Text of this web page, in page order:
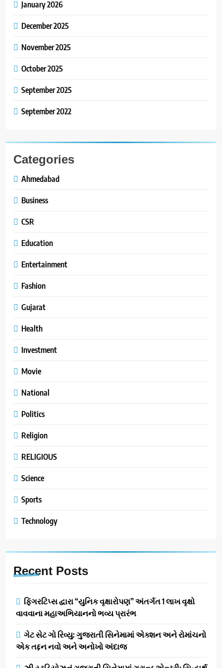
8
January 2026
December 2025
November 2025
October 2025
September 2025
September 2022
Categories
Ahmedabad
Business
CSR
Education
Entertainment
Fashion
Gujarat
Health
Investment
Movie
National
Politics
Religion
RELIGIOUS
Science
Sports
Technology
Recent Posts
ફિંગરટિપ્સ દ્વારા “યુનિક વૃક્ષારોપણ” અંતર્ગત 1 લાખ વૃક્ષો
વાવવાના મહાઅભિયાનનો ભવ્ય પ્રારંભ
ગેટ સેટ ગો રિવ્યુ: ગુજરાતી સિનેમામાં એક્શન અને રોમાંચનો
એક તદ્દન નવો અને અનોખો અંદાજ